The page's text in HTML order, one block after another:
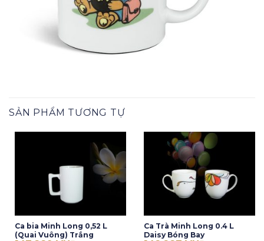
SẢN PHẨM TƯƠNG TỰ
Ca bia Minh Long 0,52 L
(Quai Vuông) Trắng
Ca Trà Minh Long 0.4 L
Daisy Bóng Bay